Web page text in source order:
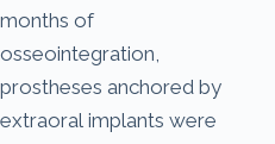
months of
osseointegration,
prostheses anchored by
extraoral implants were